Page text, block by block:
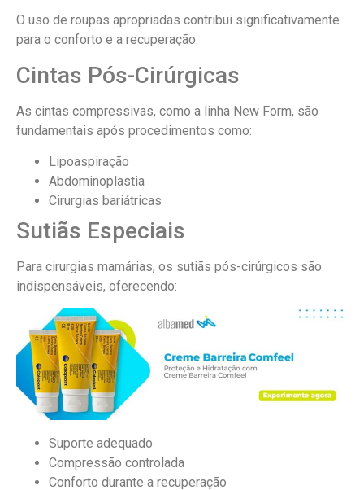
O uso de roupas apropriadas contribui significativamente
para o conforto e a recuperação:
Cintas Pós-Cirúrgicas
As cintas compressivas, como a linha New Form, são
fundamentais após procedimentos como:
Lipoaspiração
Abdominoplastia
Cirurgias bariátricas
Sutiãs Especiais
Para cirurgias mamárias, os sutiãs pós-cirúrgicos são
indispensáveis, oferecendo:
Suporte adequado
Compressão controlada
Conforto durante a recuperação